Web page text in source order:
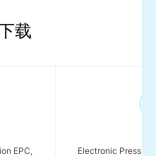
载
EPC,
Electronic